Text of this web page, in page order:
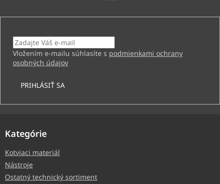
Vložením e-mailu súhlasíte s podmienkami ochrany
osobných údajov
PRIHLÁSIŤ SA
Kategórie
Kotviaci materiál
Nástroje
Ostatný technický sortiment